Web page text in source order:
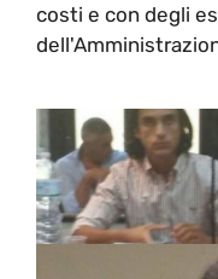
costi e con degli